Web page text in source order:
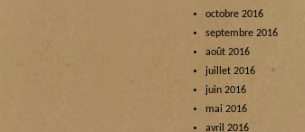
octobre 2016
septembre 2016
août 2016
juillet 2016
juin 2016
mai 2016
avril 2016